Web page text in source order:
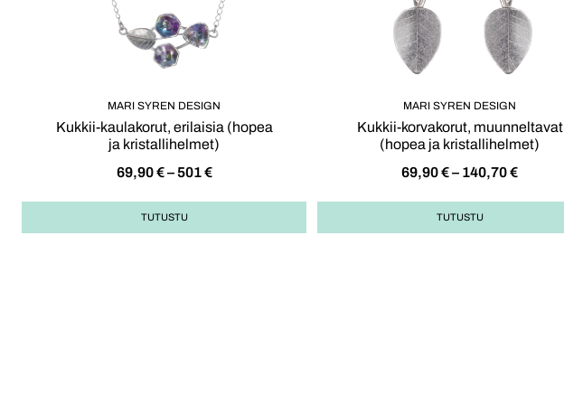
MARI SYREN DESIGN
Kukkii-kaulakorut, erilaisia (hopea
ja kristallihelmet)
69,90€ – 501€
TUTUSTU
MARI SYREN DESIGN
Kukkii-korvakorut, muunneltavat
(hopea ja kristallihelmet)
69,90€– 140,70€
TUTUSTU